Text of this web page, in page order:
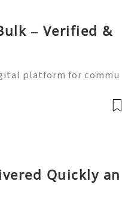
– Verified &
platform for commu
accounts function
Quickly an